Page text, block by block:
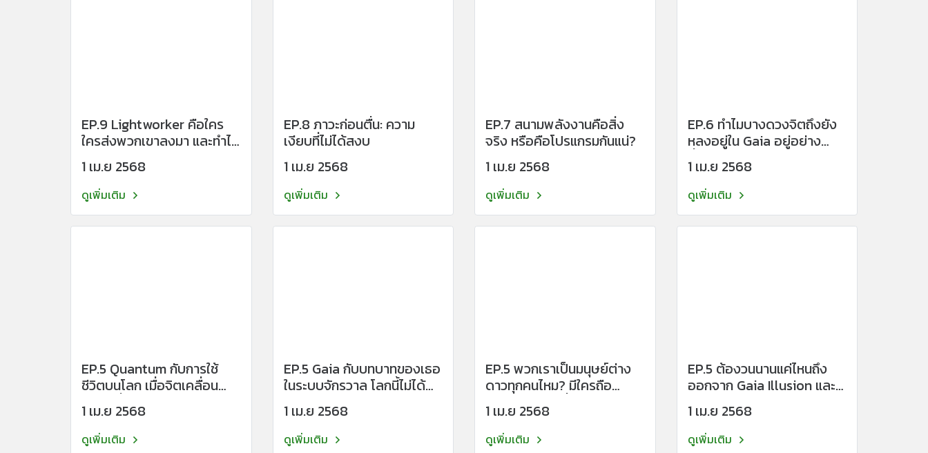
EP.9 Lightworker คือใคร
ใครส่งพวกเขาลงมา และทำไม
บางคนไม่กลับ
1 เม.ย 2568
ดูเพิ่มเติม
EP.8 ภาวะก่อนตื่น: ความ
เงียบที่ไม่ได้สงบ
1 เม.ย 2568
ดูเพิ่มเติม
EP.7 สนามพลังงานคือสิ่ง
จริง หรือคือโปรแกรมกันแน่?
1 เม.ย 2568
ดูเพิ่มเติม
EP.6 ทำไมบางดวงจิตถึงยัง
หลงอยู่ใน Gaia อยู่อย่าง
ตั้งใจ?
1 เม.ย 2568
ดูเพิ่มเติม
EP.5 Quantum กับการใช้
ชีวิตบนโลก เมื่อจิตเคลื่อน
ด้วยคลื่น แต่โลกยังสอนให้เรา
เดินเป็นเส้นตรง
1 เม.ย 2568
ดูเพิ่มเติม
EP.5 Gaia กับบทบาทของเธอ
ในระบบจักรวาล โลกนี้ไม่ได้
เป็นเพียงดาว แต่คือจุดหมุน
คลื่นของหลายมิติ
1 เม.ย 2568
ดูเพิ่มเติม
EP.5 พวกเราเป็นมนุษย์ต่าง
ดาวทุกคนไหม? มีใครถือ
กำเนิดจากโลกนี้เลยไหม?
1 เม.ย 2568
ดูเพิ่มเติม
EP.5 ต้องวนนานแค่ไหนถึง
ออกจาก Gaia Illusion และ
กฎกรรมได้
1 เม.ย 2568
ดูเพิ่มเติม